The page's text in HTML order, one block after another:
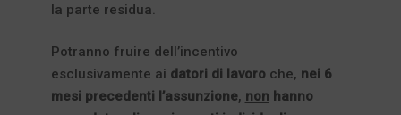
la parte residua.
Potranno fruire dell’incentivo
esclusivamente ai datori di lavoroche, nei 6
mesi precedenti l’assunzione, non hanno